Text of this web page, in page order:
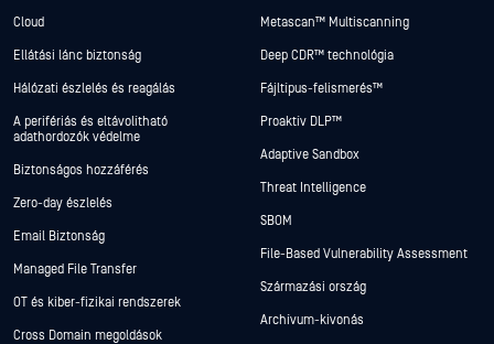
Cloud
Ellátási lánc biztonság
Hálózati észlelés és reagálás
A perifériás és eltávolítható
adathordozók védelme
Biztonságos hozzáférés
Zero-day észlelés
Email Biztonság
Managed File Transfer
OT és kiber-fizikai rendszerek
Cross Domain megoldások
Metascan™ Multiscanning
Deep CDR™ technológia
Fájltípus-felismerés™
Proaktív DLP™
Adaptive Sandbox
Threat Intelligence
SBOM
File-Based Vulnerability Assessment
Származási ország
Archívum-kivonás